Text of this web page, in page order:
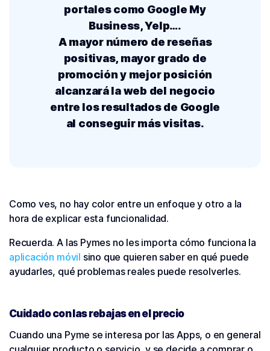
portales como Google My
Business, Yelp….
A mayor número de reseñas
positivas, mayor grado de
promoción y mejor posición
alcanzará la web del negocio
entre los resultados de Google
al conseguir más visitas.
Como ves, no hay color entre un enfoque y otro a la
hora de explicar esta funcionalidad.
Recuerda. A las Pymes no les importa cómo funciona la
aplicación móvil sino que quieren saber en qué puede
ayudarles, qué problemas reales puede resolverles.
Cuidado con las rebajas en el precio
Cuando una Pyme se interesa por las Apps, o en general